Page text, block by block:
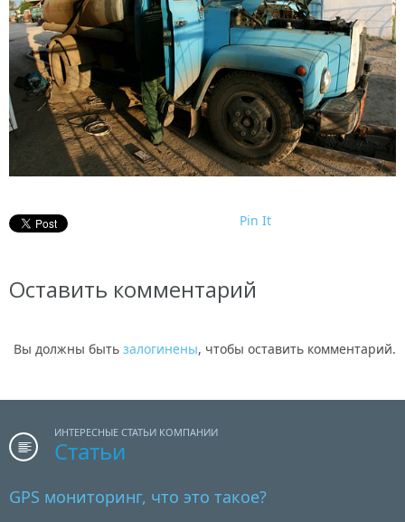
Pin It
Оставить комментарий
Вы должны быть залогинены, чтобы оставить комментарий.
ИНТЕРЕСНЫЕ СТАТЬИ КОМПАНИИ
Статьи
GPS мониторинг, что это такое?